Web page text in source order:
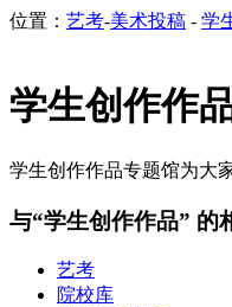
位置： 艺考-美术投稿 - 学
学生创作作
学生创作作品专题馆为大
与“学生创作作品” 的
艺考
院校库